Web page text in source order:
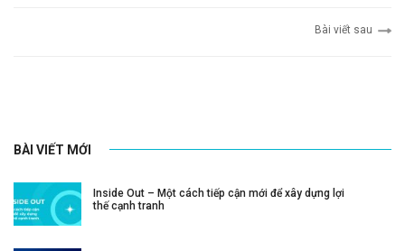
Bài viết sau
BÀI VIẾT MỚI
Inside Out – Một cách tiếp cận mới để xây dựng lợi
thế cạnh tranh